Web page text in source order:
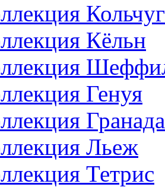
Кёльн
Генуя
Гранада
Льеж
Тетрис